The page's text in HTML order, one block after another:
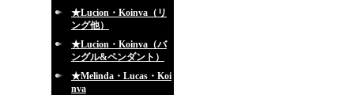
★Lucion・Koinva（リ
ング他）
★Lucion・Koinva（バ
ングル&ペンダント）
★Melinda・Lucas・Koi
nva